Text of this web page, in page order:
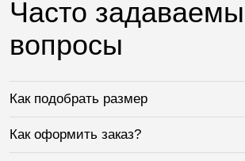
Часто
вопросы
Как подобрать размер
Как оформить заказ?